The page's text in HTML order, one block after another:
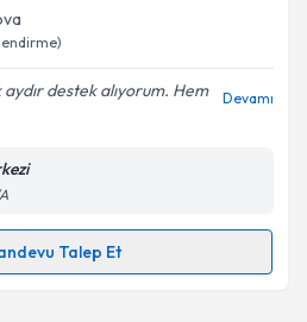
ile bilgilendireceğiz.
işlenmesine ilişkin
ve kişisel verilerimin belirtilen
kabul ediyorum.
destek alıyorum. Hem
Devamı
Talep Et
Talebi